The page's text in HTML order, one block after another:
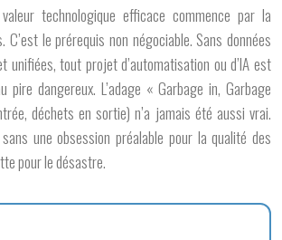
technologique efficace commence par la
. C’est le prérequis non négociable. Sans données
unifiées, tout projet d’automatisation ou d’IA est
pire dangereux. L’adage « Garbage in, Garbage
déchets en sortie) n’a jamais été aussi vrai.
sans une obsession préalable pour la qualité des
pour le désastre.